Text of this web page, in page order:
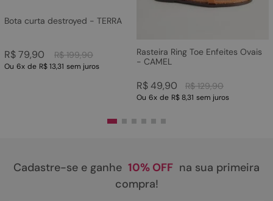
Bota curta destroyed - TERRA
R$ 199,90
R$79,90
Ou 6x de R$ 13,31 sem juros
Rasteira Ring Toe Enfeites Ovais
- CAMEL
R$ 129,90
R$49,90
Ou 6x de R$ 8,31 sem juros
Cadastre-se e ganhe 10% OFF na sua primeira
compra!